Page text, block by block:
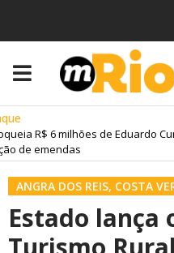
R$ 6 milhões de Eduardo
de emendas
ANGRA DOS REIS, COSTA
Estado lança